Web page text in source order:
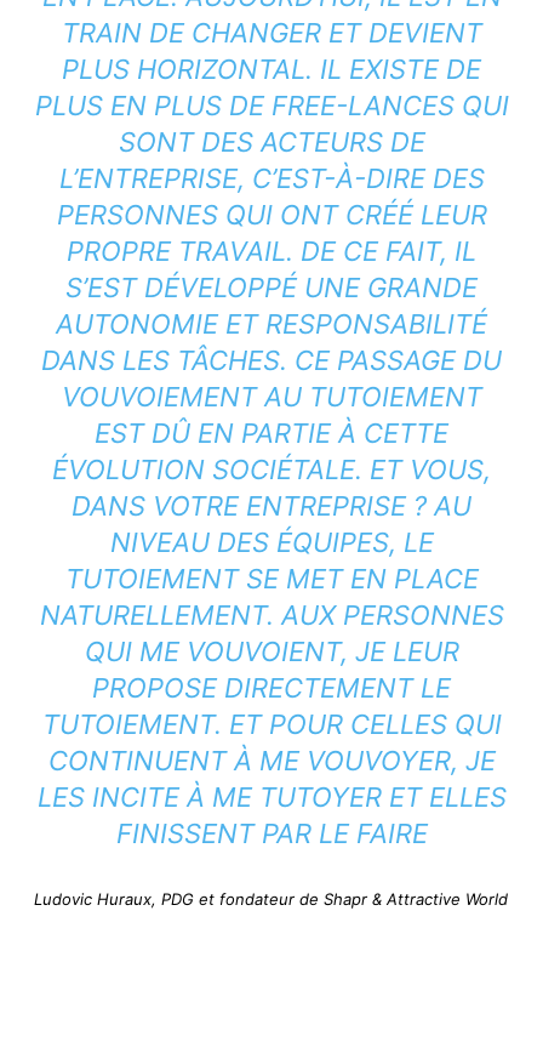
TRAIN DE CHANGER ET DEVIENT
PLUS HORIZONTAL. IL EXISTE DE
PLUS EN PLUS DE FREE-LANCES QUI
SONT DES ACTEURS DE
L’ENTREPRISE, C’EST-À-DIRE DES
PERSONNES QUI ONT CRÉÉ LEUR
PROPRE TRAVAIL. DE CE FAIT, IL
S’EST DÉVELOPPÉ UNE GRANDE
AUTONOMIE ET RESPONSABILITÉ
DANS LES TÂCHES. CE PASSAGE DU
VOUVOIEMENT AU TUTOIEMENT
EST DÛ EN PARTIE À CETTE
ÉVOLUTION SOCIÉTALE. ET VOUS,
DANS VOTRE ENTREPRISE ? AU
NIVEAU DES ÉQUIPES, LE
TUTOIEMENT SE MET EN PLACE
NATURELLEMENT. AUX PERSONNES
QUI ME VOUVOIENT, JE LEUR
PROPOSE DIRECTEMENT LE
TUTOIEMENT. ET POUR CELLES QUI
CONTINUENT À ME VOUVOYER, JE
LES INCITE À ME TUTOYER ET ELLES
FINISSENT PAR LE FAIRE
Ludovic Huraux, PDG et fondateur de Shapr & Attractive World